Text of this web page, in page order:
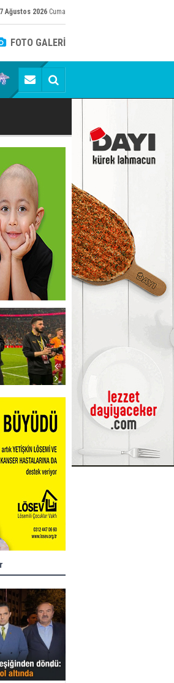
Ağustos 2026 Cuma
FOTO GALERİ
AKIN GÜRLEK'E AÇIK İHBAR!
Uçar'a ziyaret